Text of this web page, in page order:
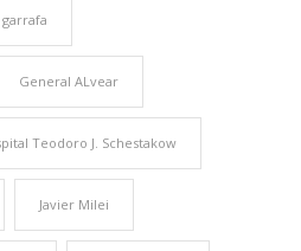
garrafa
General ALvear
Teodoro J. Schestakow
Javier Milei